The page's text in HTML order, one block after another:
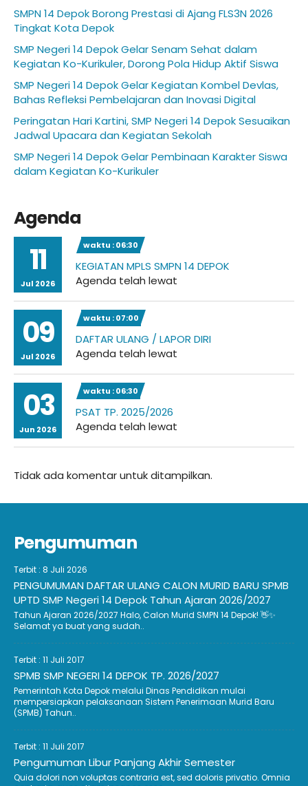
SMPN 14 Depok Borong Prestasi di Ajang FLS3N 2026
Tingkat Kota Depok
SMP Negeri 14 Depok Gelar Senam Sehat dalam
Kegiatan Ko-Kurikuler, Dorong Pola Hidup Aktif Siswa
SMP Negeri 14 Depok Gelar Kegiatan Kombel Devlas,
Bahas Refleksi Pembelajaran dan Inovasi Digital
Peringatan Hari Kartini, SMP Negeri 14 Depok Sesuaikan
Jadwal Upacara dan Kegiatan Sekolah
SMP Negeri 14 Depok Gelar Pembinaan Karakter Siswa
dalam Kegiatan Ko-Kurikuler
Agenda
11
Jul 2026
waktu : 06:30
KEGIATAN MPLS SMPN 14 DEPOK
Agenda telah lewat
09
Jul 2026
waktu : 07:00
DAFTAR ULANG / LAPOR DIRI
Agenda telah lewat
03
Jun 2026
waktu : 06:30
PSAT TP. 2025/2026
Agenda telah lewat
Tidak ada komentar untuk ditampilkan.
Pengumuman
Terbit : 8 Juli 2026
PENGUMUMAN DAFTAR ULANG CALON MURID BARU SPMB
UPTD SMP Negeri 14 Depok Tahun Ajaran 2026/2027
Tahun Ajaran 2026/2027 Halo, Calon Murid SMPN 14 Depok! 👋✨
Selamat ya buat yang sudah..
Terbit : 11 Juli 2017
SPMB SMP NEGERI 14 DEPOK TP. 2026/2027
Pemerintah Kota Depok melalui Dinas Pendidikan mulai
mempersiapkan pelaksanaan Sistem Penerimaan Murid Baru
(SPMB) Tahun..
Terbit : 11 Juli 2017
Pengumuman Libur Panjang Akhir Semester
Quia dolori non voluptas contraria est, sed doloris privatio. Omnia